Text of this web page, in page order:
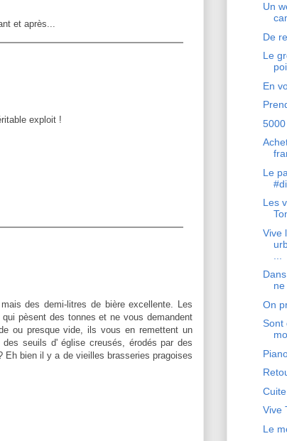
et après...
exploit !
des demi-litres de bière excellente. Les
pèsent des tonnes et ne vous demandent
ou presque vide, ils vous en remettent un
seuils d' église creusés, érodés par des
bien il y a de vieilles brasseries pragoises
Un
De
Le
En
5000
Le
Les
Vive
ne
On
Sont
Vive
Le